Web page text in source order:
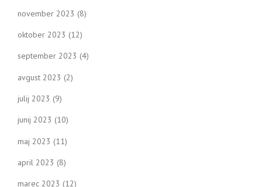
november 2023 (8)
oktober 2023 (12)
september 2023 (4)
avgust 2023 (2)
julij 2023 (9)
junij 2023 (10)
maj 2023 (11)
april 2023 (8)
marec 2023 (12)